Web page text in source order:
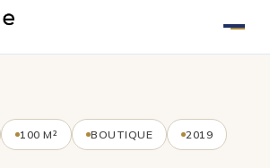
100 M² BOUTIQUE 2019